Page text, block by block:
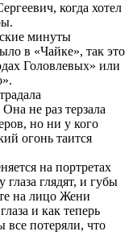
когда хотел
минуты
в «Чайке», так это
Головлевых» или
не раз терзала
но ни у кого
огонь таится
на портретах
глядят, и губы
на лицо Жени
и как теперь
потеряли, что